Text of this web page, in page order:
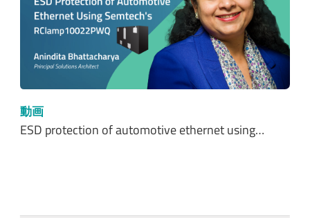
動画
ESD protection of automotive ethernet using…